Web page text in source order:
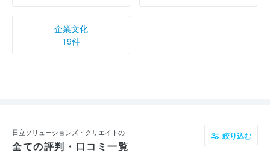
企業文化
19件
日立ソリューションズ・クリエイトの
全ての評判・口コミ一覧
絞り込む